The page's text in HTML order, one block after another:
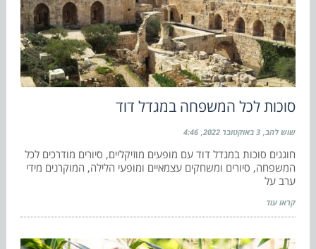
סוכות לכל המשפחה במגדל דוד
שוש להב 3 באוקטובר 2022 4:46
חוגגים סוכות במגדל דוד עם מופעים מוזיקליים, סיורים מודרכים לכל
המשפחה, סיורים ומשחקים עצמאיים ומופעי הלילה, המוקרנים מידי
ערב על
קראו עוד